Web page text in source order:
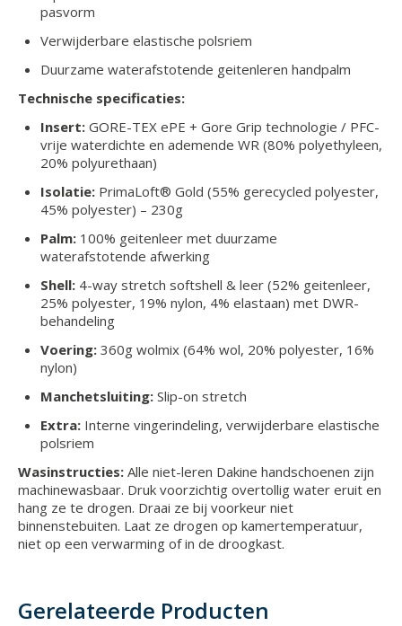
pasvorm
Verwijderbare elastische polsriem
Duurzame waterafstotende geitenleren handpalm
Technische specificaties:
Insert: GORE-TEX ePE + Gore Grip technologie / PFC-
vrije waterdichte en ademende WR (80% polyethyleen,
20% polyurethaan)
Isolatie: PrimaLoft® Gold (55% gerecycled polyester,
45% polyester) – 230g
Palm: 100% geitenleer met duurzame
waterafstotende afwerking
Shell: 4-way stretch softshell & leer (52% geitenleer,
25% polyester, 19% nylon, 4% elastaan) met DWR-
behandeling
Voering: 360g wolmix (64% wol, 20% polyester, 16%
nylon)
Manchetsluiting: Slip-on stretch
Extra: Interne vingerindeling, verwijderbare elastische
polsriem
Wasinstructies: Alle niet-leren Dakine handschoenen zijn
machinewasbaar. Druk voorzichtig overtollig water eruit en
hang ze te drogen. Draai ze bij voorkeur niet
binnenstebuiten. Laat ze drogen op kamertemperatuur,
niet op een verwarming of in de droogkast.
Gerelateerde Producten